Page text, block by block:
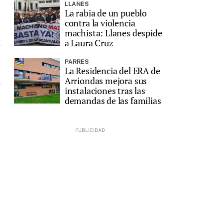
LLANES
La rabia de un pueblo
contra la violencia
machista: Llanes despide
a Laura Cruz
PARRES
La Residencia del ERA de
Arriondas mejora sus
instalaciones tras las
demandas de las familias